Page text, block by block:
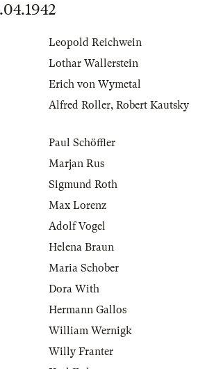
Leopold Reichwein
Lothar Wallerstein
Erich von Wymetal
Alfred Roller, Robert Kautsky
Paul Schöffler
Marjan Rus
Sigmund Roth
Max Lorenz
Adolf Vogel
Helena Braun
Maria Schober
Dora With
Hermann Gallos
William Wernigk
Willy Franter